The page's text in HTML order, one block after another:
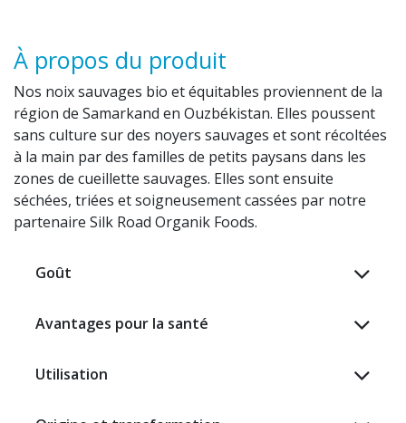
À propos du produit
Nos noix sauvages bio et équitables proviennent de la
région de Samarkand en Ouzbékistan. Elles poussent
sans culture sur des noyers sauvages et sont récoltées
à la main par des familles de petits paysans dans les
zones de cueillette sauvages. Elles sont ensuite
séchées, triées et soigneusement cassées par notre
partenaire Silk Road Organik Foods.
Goût
Avantages pour la santé
Utilisation